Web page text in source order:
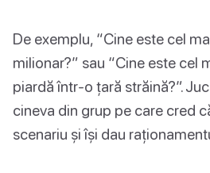
De exemplu, “Cine este cel
milionar?” sau “Cine este cel
piardă într-o țară străină?”.
cineva din grup pe care cred
scenariu și își dau